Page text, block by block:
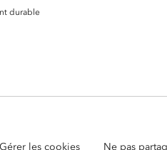
durable
Gérer les cookies Ne pas